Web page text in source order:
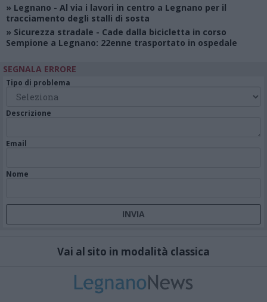
» Legnano - Al via i lavori in centro a Legnano per il
tracciamento degli stalli di sosta
» Sicurezza stradale - Cade dalla bicicletta in corso
Sempione a Legnano: 22enne trasportato in ospedale
SEGNALA ERRORE
Tipo di problema
Descrizione
Email
Nome
Vai al sito in modalità classica